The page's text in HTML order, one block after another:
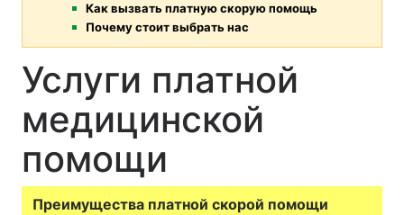
Как вызвать платную скорую помощь
Почему стоит выбрать нас
Услуги платной
медицинской
помощи
Преимущества платной скорой помощи